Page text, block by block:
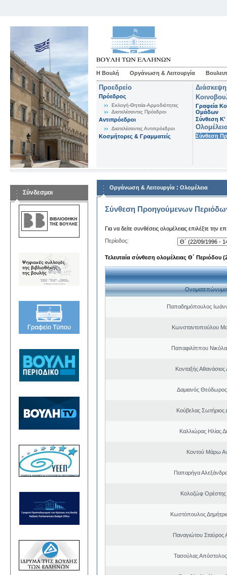
Η Βουλή Οργάνωση & Λειτουργία
Προεδρείο
Πρόεδρος
Εκλογή-Θητεία-Αρμοδιότητες
Διατελέσαντες Πρόεδροι
Αντιπρόεδροι
Διατελέσαντες Αντιπρόεδροι
Κοσμήτορες & Γραμματείς
Γραφεία
Ομάδων
Σύνθεση K'
Σύνθεση
Σύνδεσμοι
Οργάνωση & Λειτουργία : Ολομέλεια
Σύνθεση Προηγούμενων
Για να δείτε συνθέσεις ολομέλειας επιλέξτε την
Περίοδος:
Τελευταία σύνθεση ολομέλειας Θ΄ Περιόδου
Ονοματεπώνυμο
Παπαδημόπουλος
Κωνσταντοπούλου
Παπαφιλίππου
Κονταξής Αθανάσιος
Δαμιανός
Κούβελας Σωτήριος
Καλλιώρας Ηλίας
Κοντού Μάρω
Παπαρήγα
Κολοζώφ
Κωστόπουλος
Παναγιώτου Σταύρος
Τασούλας Απόστολος